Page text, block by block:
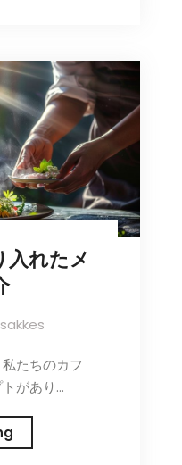
イ
ン
テ
リ
ア
デ
ザ
イ
花々
る
間
入れたメ
sakkes
たちのカフ
があり…
季
節